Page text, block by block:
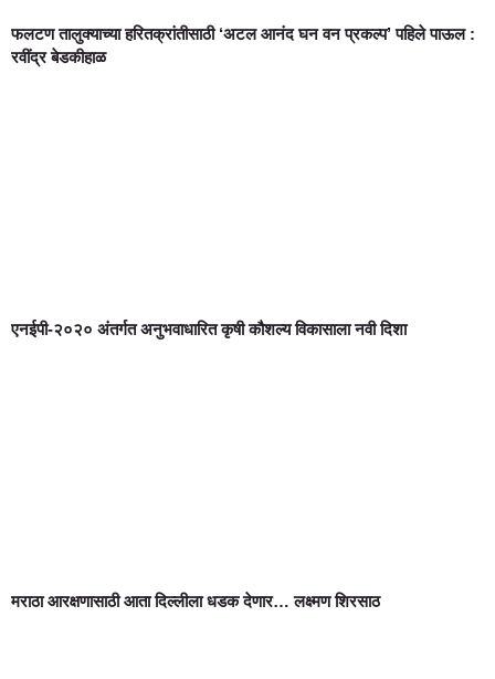
फलटण तालुक्याच्या हरितक्रांतीसाठी ‘अटल आनंद घन वन प्रकल्प’ पहिले पाऊल :
रवींद्र बेडकीहाळ
एनईपी-२०२० अंतर्गत अनुभवाधारित कृषी कौशल्य विकासाला नवी दिशा
मराठा आरक्षणासाठी आता दिल्लीला धडक देणार… लक्ष्मण शिरसाठ